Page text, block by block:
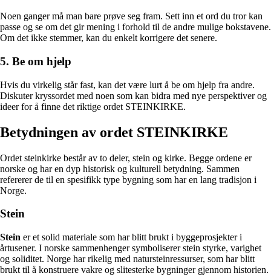
Noen ganger må man bare prøve seg fram. Sett inn et ord du tror kan
passe og se om det gir mening i forhold til de andre mulige bokstavene.
Om det ikke stemmer, kan du enkelt korrigere det senere.
5. Be om hjelp
Hvis du virkelig står fast, kan det være lurt å be om hjelp fra andre.
Diskuter kryssordet med noen som kan bidra med nye perspektiver og
ideer for å finne det riktige ordet STEINKIRKE.
Betydningen av ordet STEINKIRKE
Ordet steinkirke består av to deler, stein og kirke. Begge ordene er
norske og har en dyp historisk og kulturell betydning. Sammen
refererer de til en spesifikk type bygning som har en lang tradisjon i
Norge.
Stein
Stein er et solid materiale som har blitt brukt i byggeprosjekter i
årtusener. I norske sammenhenger symboliserer stein styrke, varighet
og soliditet. Norge har rikelig med natursteinressurser, som har blitt
brukt til å konstruere vakre og slitesterke bygninger gjennom historien.